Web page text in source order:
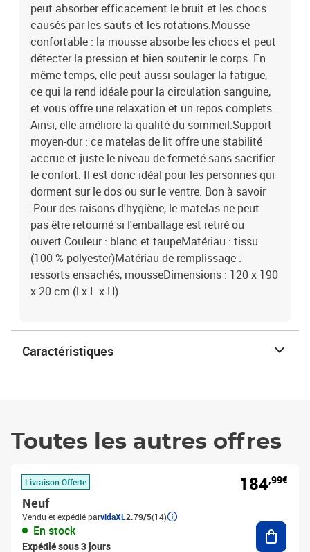
peut absorber efficacement le bruit et les chocs
causés par les sauts et les rotations.Mousse
confortable : la mousse absorbe les chocs et peut
détecter la pression et bien soutenir le corps. En
même temps, elle peut aussi soulager la fatigue,
ce qui la rend idéale pour la circulation sanguine,
et vous offre une relaxation et un repos complets.
Ainsi, elle améliore la qualité du sommeil.Support
moyen-dur : ce matelas de lit offre une stabilité
accrue et juste le niveau de fermeté sans sacrifier
le confort. Il est donc idéal pour les personnes qui
dorment sur le dos ou sur le ventre. Bon à savoir
:Pour des raisons d'hygiène, le matelas ne peut
pas être retourné si l'emballage est retiré ou
ouvert.Couleur : blanc et taupeMatériau : tissu
(100 % polyester)Matériau de remplissage :
ressorts ensachés, mousseDimensions : 120 x 190
x 20 cm (l x L x H)
Caractéristiques
Toutes les autres offres
Livraison Offerte
Neuf
Vendu et expédié parvidaXL 2.79/5(14)
En stock
Expédié sous 3 jours
184,99€